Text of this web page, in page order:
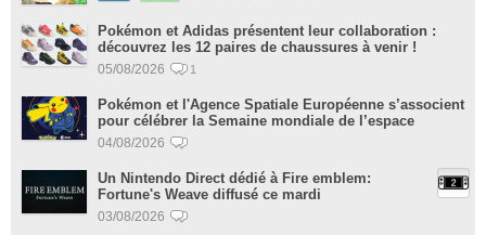
Pokémon et Adidas présentent leur collaboration :
découvrez les 12 paires de chaussures à venir !
05/08/2026 1
Pokémon et l'Agence Spatiale Européenne s’associent
pour célébrer la Semaine mondiale de l’espace
04/08/2026
Un Nintendo Direct dédié à Fire emblem:
Fortune's Weave diffusé ce mardi
03/08/2026